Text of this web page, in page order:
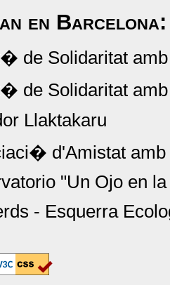
en Barcelona:
de Solidaritat
de Solidaritat
Llaktakaru
d'Amistat amb
"Un Ojo en
- Esquerra